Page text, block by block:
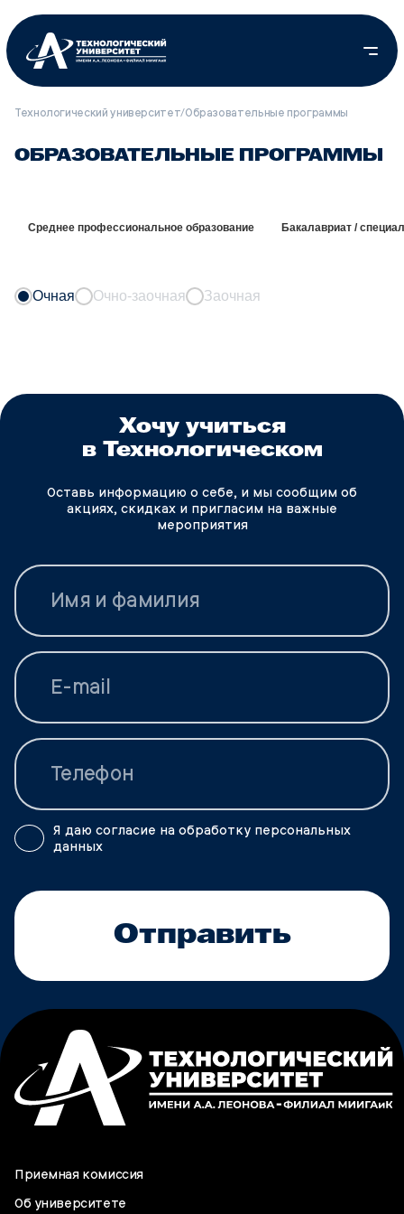
Технологический университет/Образовательные программы
ОБРАЗОВАТЕЛЬНЫЕ ПРОГРАММЫ
Среднее профессиональное образование Бакалавриат /
Очная Очно-заочная Заочная
Хочу учиться
в Технологическом
Оставь информацию о себе, и мы сообщим об
акциях, скидках и пригласим на важные
мероприятия
Я даю согласие на обработку персональных
данных
Отправить
Приемная комиссия
Об университете